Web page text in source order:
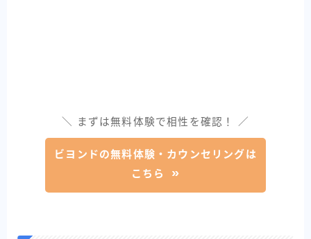
＼ まずは無料体験で相性を確認！ ／
ビヨンドの無料体験・カウンセリングは
こちら